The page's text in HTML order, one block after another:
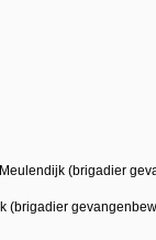
(brigadier
(brigadier